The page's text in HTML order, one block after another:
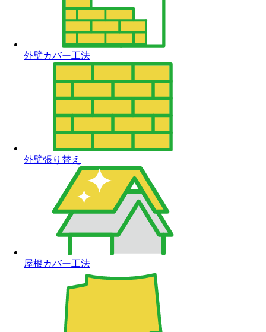
外壁カバー工法
外壁張り替え
屋根カバー工法